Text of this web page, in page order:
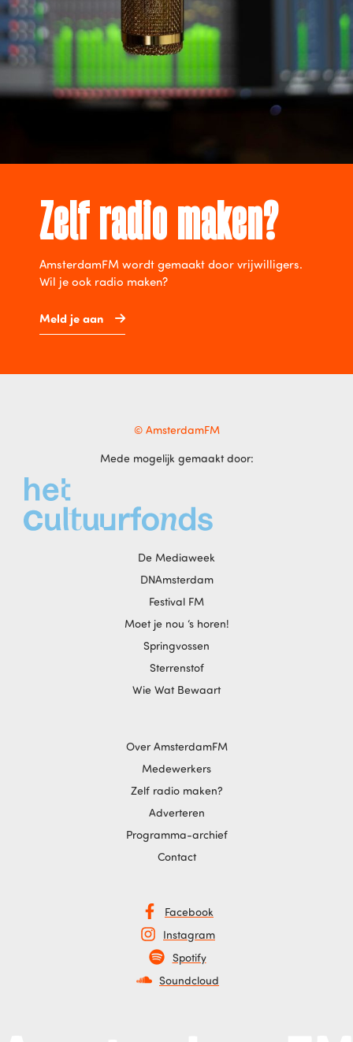
Zelf radio maken?
AmsterdamFM wordt gemaakt door vrijwilligers.
Wil je ook radio maken?
Meld je aan
© AmsterdamFM
Mede mogelijk gemaakt door:
De Mediaweek
DNAmsterdam
Festival FM
Moet je nou ‘s horen!
Springvossen
Sterrenstof
Wie Wat Bewaart
Over AmsterdamFM
Medewerkers
Zelf radio maken?
Adverteren
Programma-archief
Contact
Facebook
Instagram
Spotify
Soundcloud